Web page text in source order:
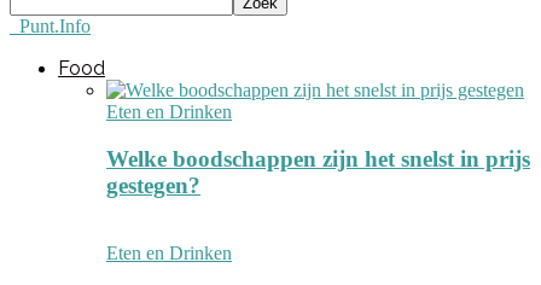
Punt.Info
Food
Eten en Drinken
Welke boodschappen zijn het snelst in prijs
gestegen?
Eten en Drinken